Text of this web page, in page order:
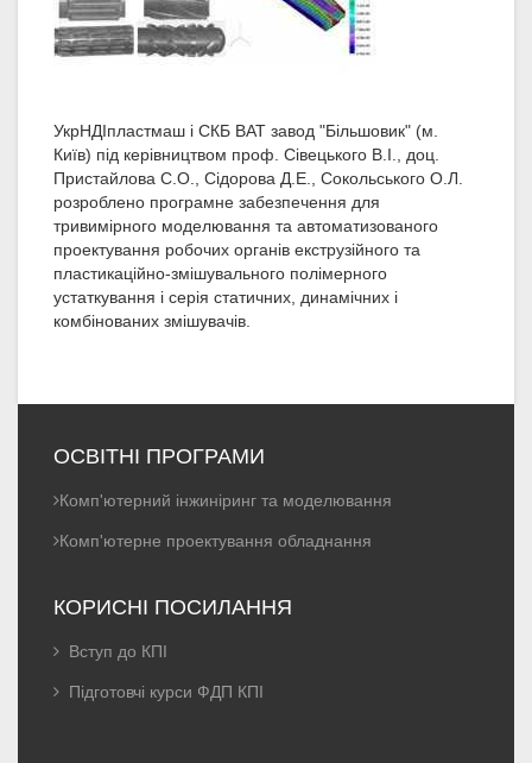
УкрНДІпластмаш і СКБ ВАТ завод "Більшовик" (м.
Київ) під керівництвом проф. Сівецького В.І., доц.
Пристайлова С.О., Сідорова Д.Е., Сокольського О.Л.
розроблено програмне забезпечення для
тривимірного моделювання та автоматизованого
проектування робочих органів екструзійного та
пластикаційно-змішувального полімерного
устаткування і серія статичних, динамічних і
комбінованих змішувачів.
ОСВІТНІ ПРОГРАМИ
Комп'ютерний інжиніринг та моделювання
Комп'ютерне проектування обладнання
КОРИСНІ ПОСИЛАННЯ
Вступ до КПІ
Підготовчі курси ФДП КПІ